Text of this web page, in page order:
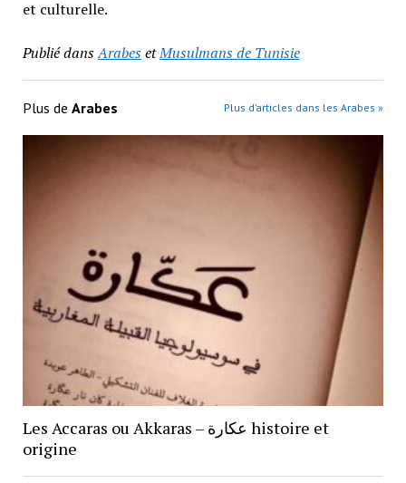
et culturelle.
Publié dansArabesetMusulmans de Tunisie
Plus de Arabes Plus d’articles dans les Arabes »
Les Accaras ou Akkaras – عكارة histoire et
origine